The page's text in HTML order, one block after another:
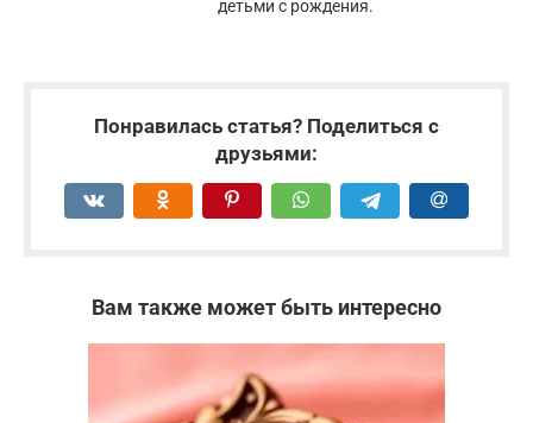
детьми с рождения.
Понравилась статья? Поделиться с
друзьями:
Вам также может быть интересно